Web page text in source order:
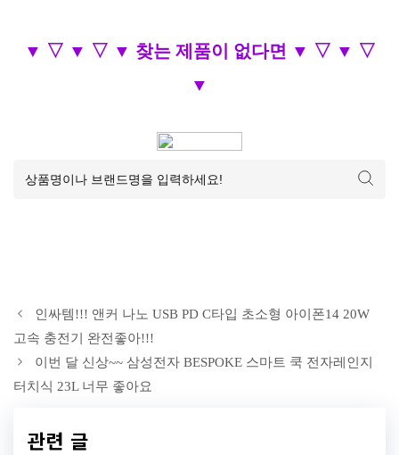
▼ ▽ ▼ ▽ ▼ 찾는 제품이 없다면 ▼ ▽ ▼ ▽
▼
인싸템!!! 앤커 나노 USB PD C타입 초소형 아이폰14 20W
고속 충전기 완전좋아!!!
이번 달 신상~~ 삼성전자 BESPOKE 스마트 쿡 전자레인지
터치식 23L 너무 좋아요
관련 글